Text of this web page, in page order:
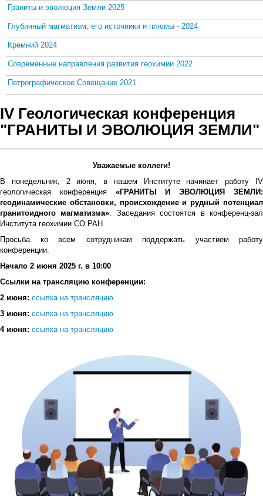
Граниты и эволюция Земли 2025
Глубинный магматизм, его источники и плюмы - 2024
Кремний 2024
Современные направления развития геохимии 2022
Петрографическое Совещание 2021
IV Геологическая конференция
"ГРАНИТЫ И ЭВОЛЮЦИЯ ЗЕМЛИ"
Уважаемые коллеги!
В понедельник, 2 июня, в нашем Институте начинает работу IV
геологическая конференция «ГРАНИТЫ И ЭВОЛЮЦИЯ ЗЕМЛИ:
геодинамические обстановки, происхождение и рудный потенциал
гранитоидного магматизма». Заседания состоятся в конференц-зал
Института геохимии СО РАН.
Просьба ко всем сотрудникам поддержать участием работу
конференции.
Начало 2 июня 2025 г. в 10:00
Ссылки на трансляцию конференции:
2 июня: ссылка на трансляцию
3 июня: ссылка на трансляцию
4 июня: ссылка на трансляцию